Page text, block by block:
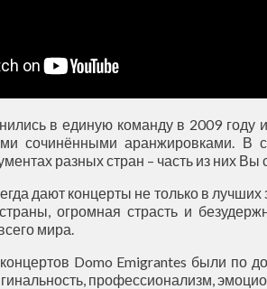
в единую команду в 2009 году
сочинёнными аранжировками. В
разных стран – часть из них
дают концерты не только в
огромная страсть и
мира.
Domo Emigrantes были по
профессионализм,